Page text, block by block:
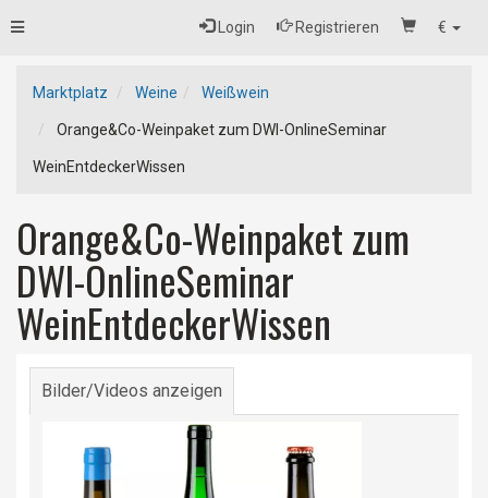
€
Login Registrieren
Toggle
Marktplatz Weine Weißwein
Orange&Co-Weinpaket zum DWI-OnlineSeminar
WeinEntdeckerWissen
Orange&Co-Weinpaket zum
DWI-OnlineSeminar
WeinEntdeckerWissen
Bilder/Videos anzeigen